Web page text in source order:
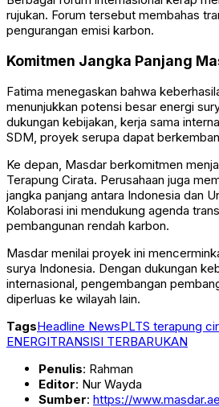
rujukan. Forum tersebut membahas
pengurangan emisi karbon.
Komitmen Jangka Panjang
Fatima menegaskan bahwa
menunjukkan potensi besar energi
dukungan kebijakan, kerja sama
SDM, proyek serupa dapat
Ke depan, Masdar berkomitmen
Terapung Cirata. Perusahaan juga
jangka panjang antara Indonesia dan
Kolaborasi ini mendukung agenda
pembangunan rendah karbon.
Masdar menilai proyek ini
surya Indonesia. Dengan dukungan
internasional, pengembangan
diperluas ke wilayah lain.
TagsHeadline NewsPLTS terapung
ENERGITRANSISI TERBARUKAN
Penulis: Rahman
Editor: Nur Wayda
Sumber: https://www.masdar.ae